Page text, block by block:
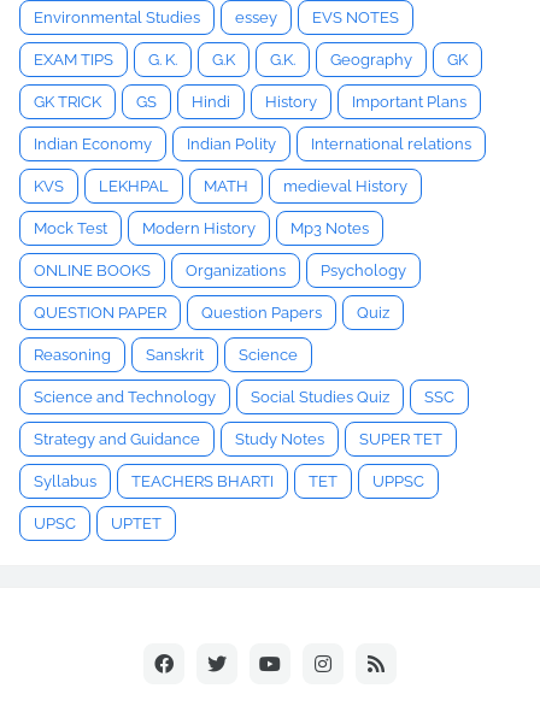
Environmental Studies essey EVS NOTES
EXAM TIPS G. K. G.K G.K. Geography GK
GK TRICK GS Hindi History Important Plans
Indian Economy Indian Polity International relations
KVS LEKHPAL MATH medieval History
Mock Test Modern History Mp3 Notes
ONLINE BOOKS Organizations Psychology
QUESTION PAPER Question Papers Quiz
Reasoning Sanskrit Science
Science and Technology Social Studies Quiz SSC
Strategy and Guidance Study Notes SUPER TET
Syllabus TEACHERS BHARTI TET UPPSC
UPSC UPTET